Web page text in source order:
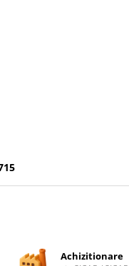
Achizitionare